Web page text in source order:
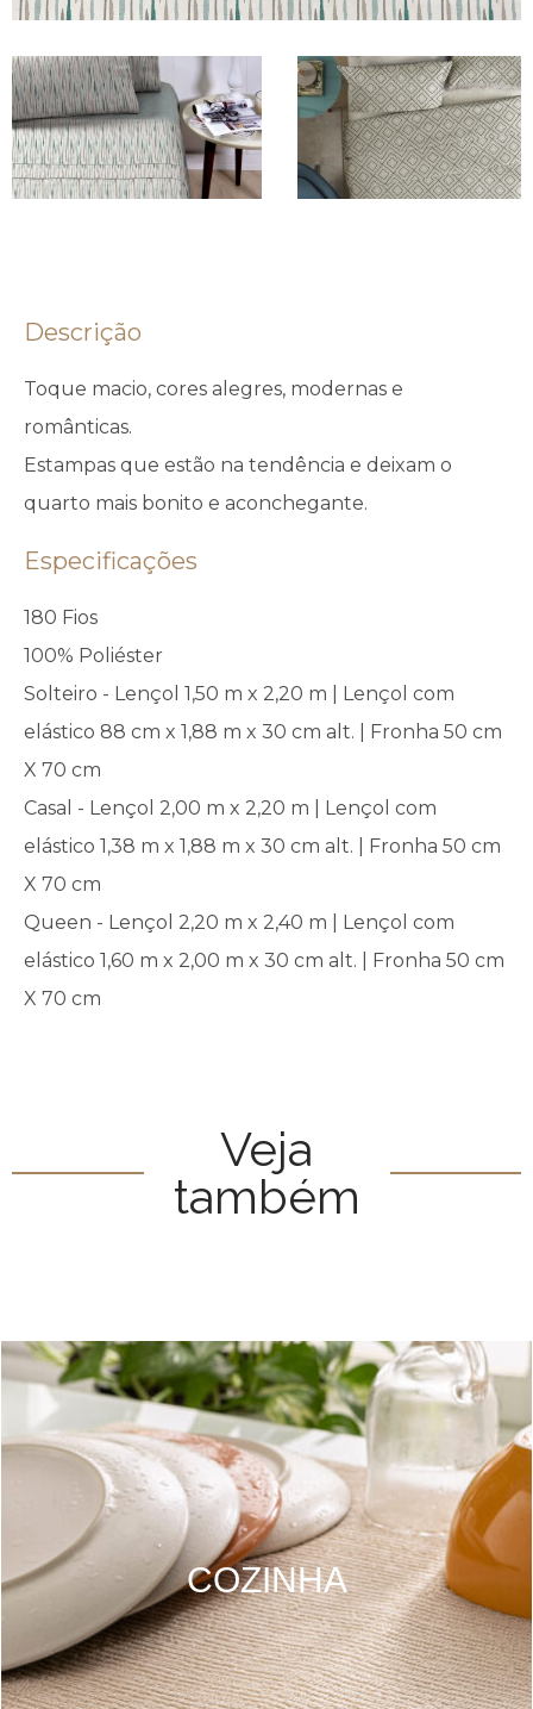
Descrição
Toque macio, cores alegres, modernas e
românticas.
Estampas que estão na tendência e deixam o
quarto mais bonito e aconchegante.
Especificações
180 Fios
100% Poliéster
Solteiro - Lençol 1,50 m x 2,20 m | Lençol com
elástico 88 cm x 1,88 m x 30 cm alt. | Fronha 50 cm
X 70 cm
Casal - Lençol 2,00 m x 2,20 m | Lençol com
elástico 1,38 m x 1,88 m x 30 cm alt. | Fronha 50 cm
X 70 cm
Queen - Lençol 2,20 m x 2,40 m | Lençol com
elástico 1,60 m x 2,00 m x 30 cm alt. | Fronha 50 cm
X 70 cm
Veja
também
COZINHA